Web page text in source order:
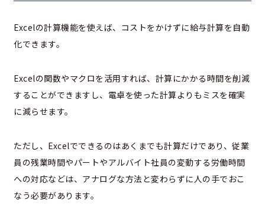
Excelの計算機能を使えば、コストをかけずに給与計算を自動
化できます。
Excelの関数やマクロを活用すれば、計算にかかる時間を削減
することができますし、電卓を使った計算よりもミスを確実
に減らせます。
ただし、Excelでできるのはあくまでも計算だけであり、従業
員の残業時間やパートやアルバイト社員の変動する労働時間
への対応などは、アナログな方法と変わらずに人の手でおこ
なう必要があります。